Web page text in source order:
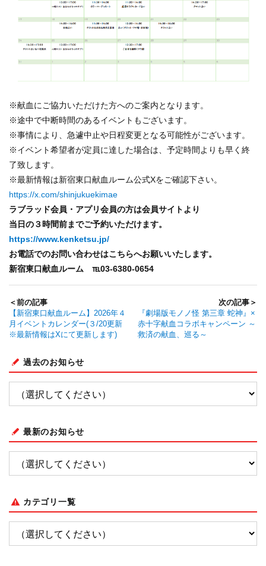
※献血にご協力いただけた方へのご案内となります。
※途中で中断時間のあるイベントもございます。
※事情により、急遽中止や日程変更となる可能性がございます。
※イベント希望者が定員に達した場合は、予定時間よりも早く終
了致します。
※最新情報は新宿東口献血ルーム公式Xをご確認下さい。
https://x.com/shinjukuekimae
ラブラッド会員・アプリ会員の方は会員サイトより
当日の３時間前までご予約いただけます。
https://www.kenketsu.jp/
お電話でのお問い合わせはこちらへお願いいたします。
新宿東口献血ルーム ℡03-6380-0654
＜前の記事
【新宿東口献血ルーム】2026年４
月イベントカレンダー(３/20更新
※最新情報はXにて更新します)
次の記事＞
『劇場版モノノ怪 第三章 蛇神』×
赤十字献血コラボキャンペーン ～
救済の献血、巡る～
過去のお知らせ
最新のお知らせ
カテゴリ一覧